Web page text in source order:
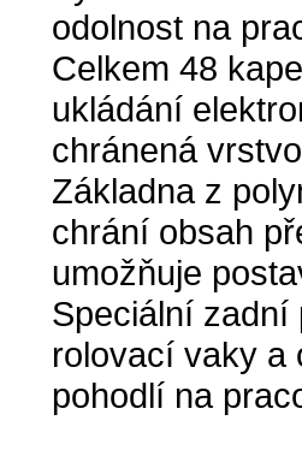
odolnost na
Celkem 48
ukládání
chránená
Základna z
chrání obsah
umožňuje
Speciální zadní
rolovací vaky a
pohodlí na